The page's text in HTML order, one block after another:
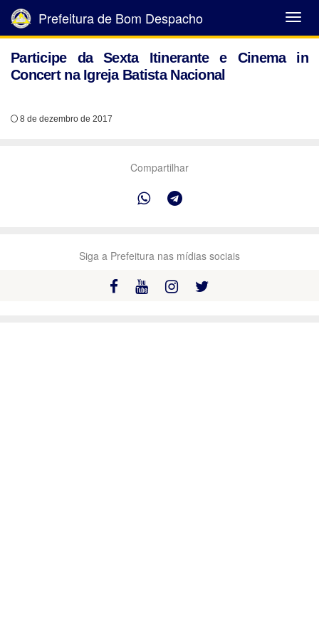
Abrir
Menu
Prefeitura de Bom Despacho
Participe da Sexta Itinerante e Cinema in
Concert na Igreja Batista Nacional
8 de dezembro de 2017
Compartilhar
Siga a Prefeitura nas mídias sociais